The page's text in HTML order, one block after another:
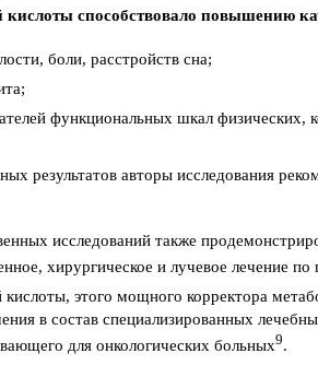
кислоты способствовало повышению
боли, расстройств сна;
функциональных шкал
результатов авторы исследования
исследований также
хирургическое и лучевое лечение
этого мощного корректора
в состав специализированных
для онкологических больных9.